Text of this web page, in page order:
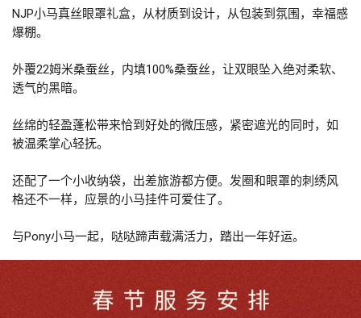
NJP小马真丝眼罩礼盒，从材质到设计，从包装到氛围，幸福感
爆棚。
外覆22姆米桑蚕丝，内填100%桑蚕丝，让双眼坠入绝对柔软、
透气的黑暗。
丝绵的轻盈蓬松带来恰到好处的微压感，紧密遮光的同时，如
被温柔掌心轻抚。
还配了一个小收纳袋，出差旅游都方便。发圈和眼罩的刺绣风
格还不一样，应景的小马挂件可爱住了。
与Pony小马一起，哒哒蹄声载满活力，踏出一年好运。